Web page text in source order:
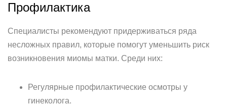
Профилактика
Специалисты рекомендуют придерживаться ряда
несложных правил, которые помогут уменьшить риск
возникновения миомы матки. Среди них:
Регулярные профилактические осмотры у
гинеколога.